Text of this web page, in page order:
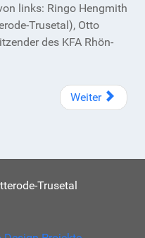
links: Ringo Hengmith
Trusetal), Otto
des KFA Rhön-
Weiter
Trusetal